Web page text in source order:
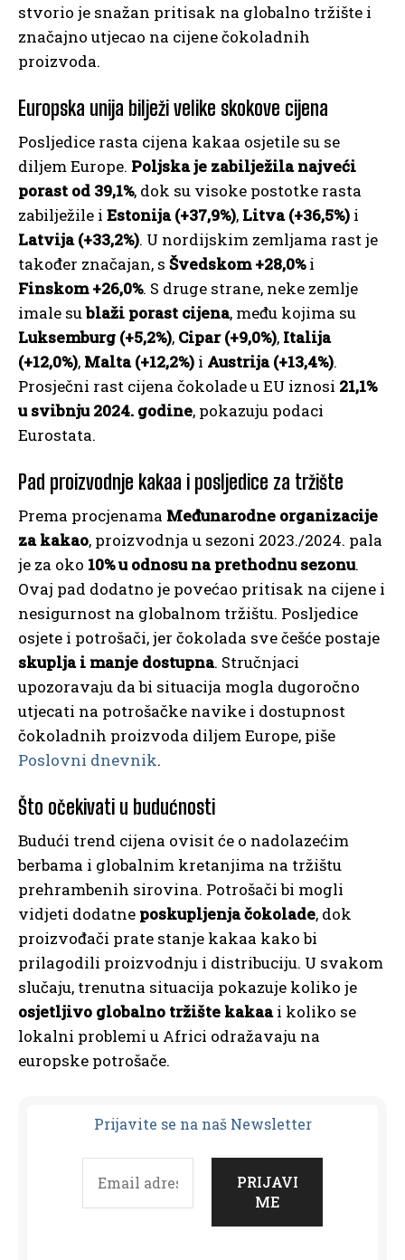
stvorio je snažan pritisak na globalno tržište i
značajno utjecao na cijene čokoladnih
proizvoda.
Europska unija bilježi velike skokove cijena
Posljedice rasta cijena kakaa osjetile su se
diljem Europe. Poljska je zabilježila najveći
porast od 39,1%, dok su visoke postotke rasta
zabilježile i Estonija (+37,9%), Litva (+36,5%) i
Latvija (+33,2%). U nordijskim zemljama rast je
također značajan, s Švedskom +28,0%i
Finskom +26,0%. S druge strane, neke zemlje
imale sublaži porast cijena, među kojima su
Luksemburg (+5,2%), Cipar (+9,0%), Italija
(+12,0%), Malta (+12,2%) i Austrija (+13,4%).
Prosječni rast cijena čokolade u EU iznosi 21,1%
u svibnju 2024. godine, pokazuju podaci
Eurostata.
Pad proizvodnje kakaa i posljedice za tržište
Prema procjenama Međunarodne organizacije
za kakao, proizvodnja u sezoni 2023./2024. pala
je za oko 10% u odnosu na prethodnu sezonu.
Ovaj pad dodatno je povećao pritisak na cijene i
nesigurnost na globalnom tržištu. Posljedice
osjete i potrošači, jer čokolada sve češće postaje
skuplja i manje dostupna. Stručnjaci
upozoravaju da bi situacija mogla dugoročno
utjecati na potrošačke navike i dostupnost
čokoladnih proizvoda diljem Europe, piše
Poslovni dnevnik.
Što očekivati u budućnosti
Budući trend cijena ovisit će o nadolazećim
berbama i globalnim kretanjima na tržištu
prehrambenih sirovina. Potrošači bi mogli
vidjeti dodatne poskupljenja čokolade, dok
proizvođači prate stanje kakaa kako bi
prilagodili proizvodnju i distribuciju. U svakom
slučaju, trenutna situacija pokazuje koliko je
osjetljivo globalno tržište kakaai koliko se
lokalni problemi u Africi odražavaju na
europske potrošače.
Prijavite se na naš Newsletter